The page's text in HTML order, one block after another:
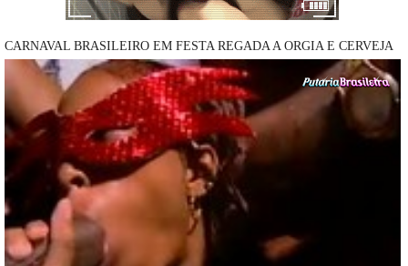
CARNAVAL BRASILEIRO EM FESTA REGADA A ORGIA E CERVEJA